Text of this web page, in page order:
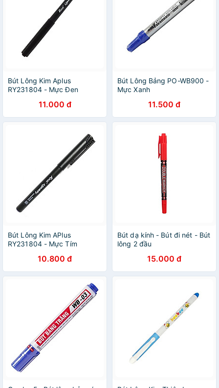
Bút Lông Kim Aplus
RY231804 - Mực Đen
11.000 đ
Bút Lông Bảng PO-WB900 -
Mực Xanh
11.500 đ
Bút Lông Kim APlus
RY231804 - Mực Tím
10.800 đ
Bút dạ kính - Bút đi nét - Bút
lông 2 đầu
15.000 đ